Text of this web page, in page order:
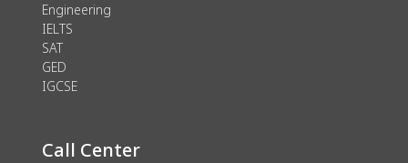
Engineering
IELTS
SAT
GED
IGCSE
Call Center